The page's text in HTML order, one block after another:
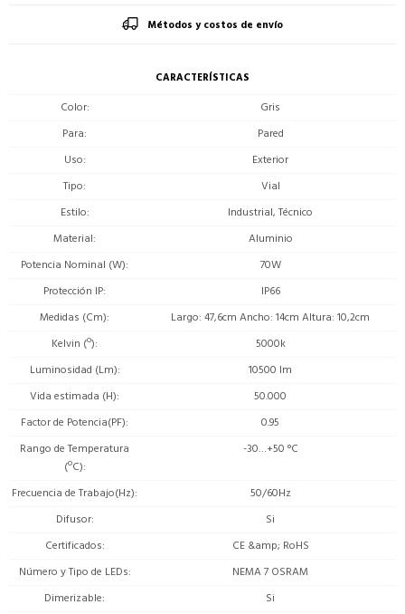
Métodos y costos de envío
CARACTERÍSTICAS
Color
Gris
Para
Pared
Uso
Exterior
Tipo
Vial
Estilo
Industrial, Técnico
Material
Aluminio
Potencia Nominal (W)
70W
Protección IP
IP66
Medidas (Cm)
Largo: 47,6cm Ancho: 14cm Altura: 10,2cm
Kelvin (º)
5000k
Luminosidad (Lm)
10500 lm
Vida estimada (H)
50.000
Factor de Potencia(PF)
0.95
Rango de Temperatura
(ºC)
-30…+50 °C
Frecuencia de Trabajo(Hz)
50/60Hz
Difusor
Si
Certificados
CE &amp; RoHS
Número y Tipo de LEDs
NEMA 7 OSRAM
Dimerizable
Si